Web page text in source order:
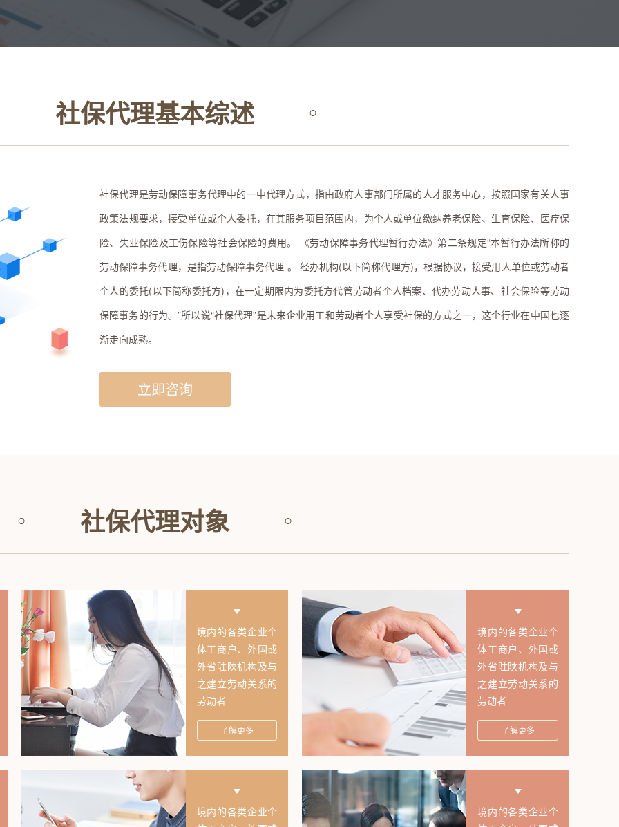
社保代理基本综述
社保代理是劳动保障事务代理中的一中代理方式，指由政府人事部门所属的人才服务中心，按照国家有关人事
政策法规要求，接受单位或个人委托，在其服务项目范围内，为个人或单位缴纳养老保险、生育保险、医疗保
险、失业保险及工伤保险等社会保险的费用。 《劳动保障事务代理暂行办法》第二条规定“本暂行办法所称的
劳动保障事务代理，是指劳动保障事务代理 。 经办机构(以下简称代理方)，根据协议，接受用人单位或劳动者
个人的委托(以下简称委托方)，在一定期限内为委托方代管劳动者个人档案、代办劳动人事、社会保险等劳动
保障事务的行为。”所以说“社保代理”是未来企业用工和劳动者个人享受社保的方式之一，这个行业在中国也逐
渐走向成熟。
立即咨询
社保代理对象
境内的各类企业个
体工商户、外国或
外省驻陕机构及与
之建立劳动关系的
劳动者
了解更多
境内的各类企业个
体工商户、外国或
外省驻陕机构及与
之建立劳动关系的
劳动者
了解更多
境内的各类企业个
境内的各类企业个